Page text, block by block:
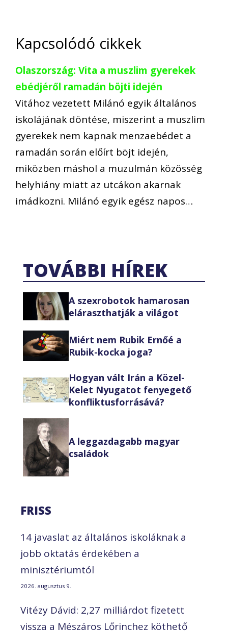
Kapcsolódó cikkek
Olaszország: Vita a muszlim gyerekek
ebédjéről ramadán böjti idején
Vitához vezetett Milánó egyik általános
iskolájának döntése, miszerint a muszlim
gyerekek nem kapnak menzaebédet a
ramadán során előírt böjt idején,
miközben máshol a muzulmán közösség
helyhiány miatt az utcákon akarnak
imádkozni. Milánó egyik egész napos…
TOVÁBBI HÍREK
A szexrobotok hamarosan
eláraszthatják a világot
Miért nem Rubik Ernőé a
Rubik-kocka joga?
Hogyan vált Irán a Közel-
Kelet Nyugatot fenyegető
konfliktusforrásává?
A leggazdagabb magyar
családok
FRISS
14 javaslat az általános iskoláknak a
jobb oktatás érdekében a
minisztériumtól
2026. augusztus 9.
Vitézy Dávid: 2,27 milliárdot fizetett
vissza a Mészáros Lőrinchez köthető